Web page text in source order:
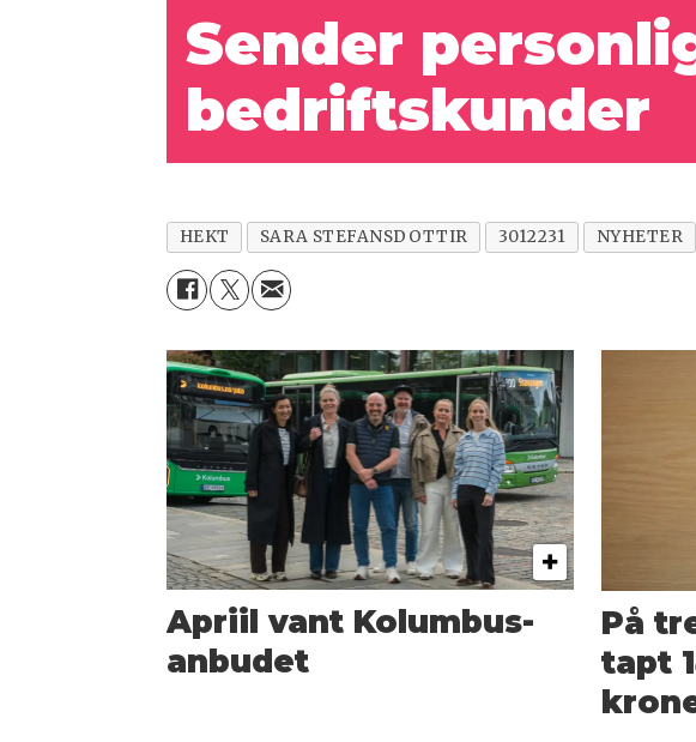
Sender
bedriftskunder
HEKT SARA STEFANSDOTTIR 3012231 NYHETER
Apriil vant Kolumbus-
anbudet
På
tapt